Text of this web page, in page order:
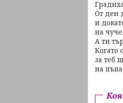
От ден
и
на
А ти
Когато
за теб
на пъпа